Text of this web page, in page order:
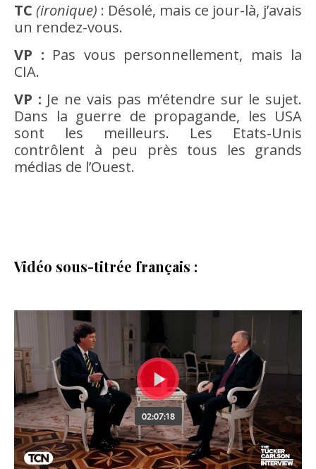
TC (ironique) : Désolé, mais ce jour-là, j’avais
un rendez-vous.
VP : Pas vous personnellement, mais la
CIA.
VP : Je ne vais pas m’étendre sur le sujet.
Dans la guerre de propagande, les USA
sont les meilleurs. Les Etats-Unis
contrôlent à peu près tous les grands
médias de l’Ouest.
Vidéo sous-titrée français :